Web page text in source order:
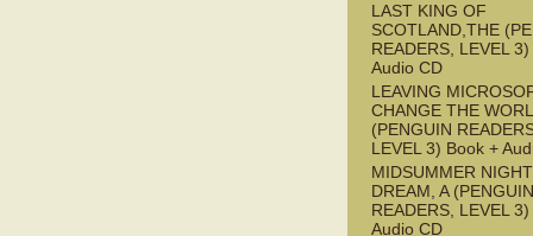
LAST KING OF
SCOTLAND,THE
READERS, LEVEL
Audio CD
LEAVING
CHANGE THE
(PENGUIN
LEVEL 3) Book +
MIDSUMMER
DREAM, A (PENGUIN
READERS, LEVEL
Audio CD